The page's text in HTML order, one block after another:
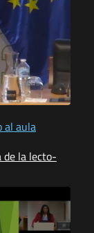
al aula
de la lecto-